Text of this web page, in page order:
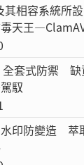
其相容系統所
天王
全套式防禦 缺
馭
印防變造 萃